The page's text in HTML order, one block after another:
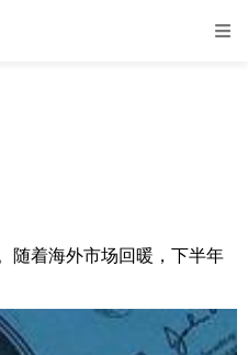
随着海外市场回暖，下半年